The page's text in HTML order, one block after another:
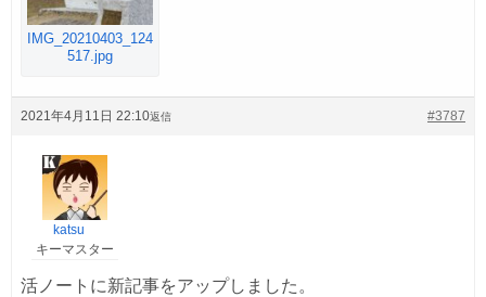
IMG_20210403_124
517.jpg
2021年4月11日 22:10 #3787
返信
katsu
キーマスター
活ノートに新記事をアップしました。